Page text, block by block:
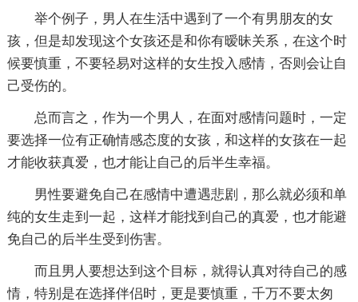
举个例子，男人在生活中遇到了一个有男朋友的女
孩，但是却发现这个女孩还是和你有暧昧关系，在这个时
候要慎重，不要轻易对这样的女生投入感情，否则会让自
己受伤的。
总而言之，作为一个男人，在面对感情问题时，一定
要选择一位有正确情感态度的女孩，和这样的女孩在一起
才能收获真爱，也才能让自己的后半生幸福。
男性要避免自己在感情中遭遇悲剧，那么就必须和单
纯的女生走到一起，这样才能找到自己的真爱，也才能避
免自己的后半生受到伤害。
而且男人要想达到这个目标，就得认真对待自己的感
情，特别是在选择伴侣时，更是要慎重，千万不要太匆